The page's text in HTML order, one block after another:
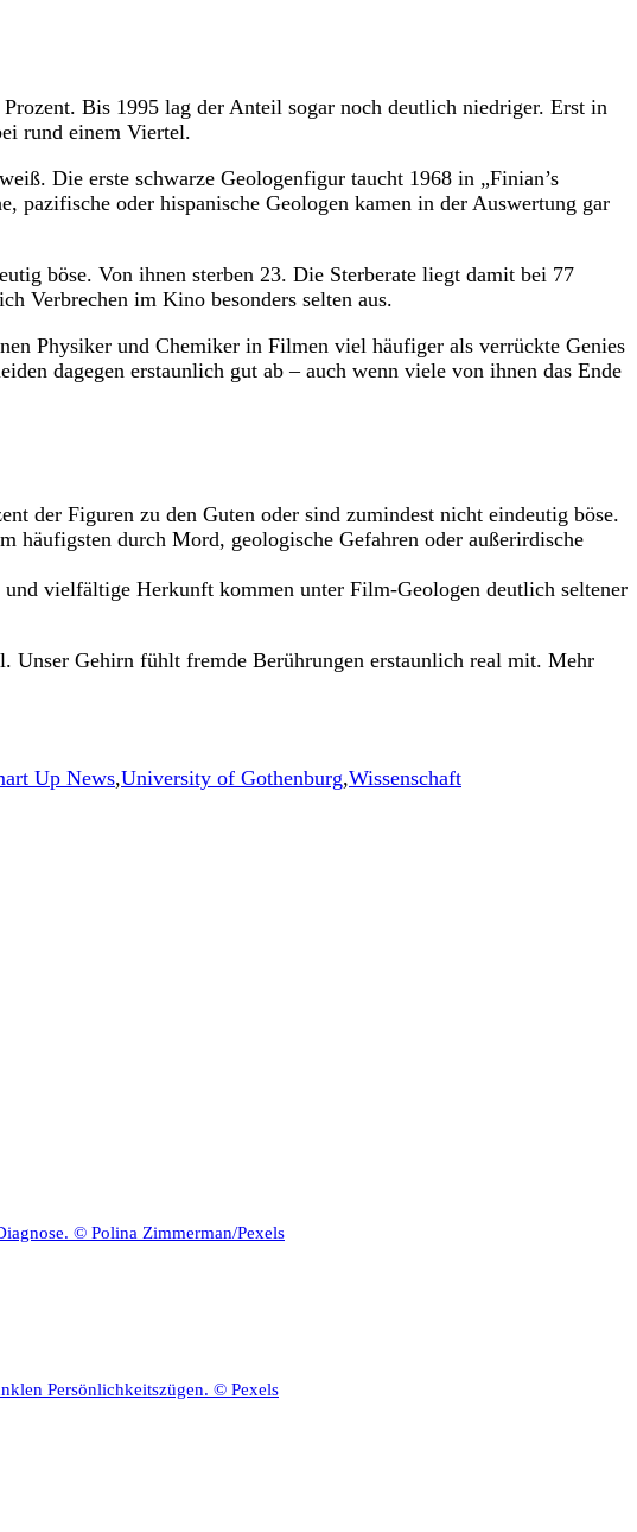
Bis 1995 lag der Anteil sogar noch deutlich niedriger. Erst in
rund einem Viertel.
Die erste schwarze Geologenfigur taucht 1968 in „Finian’s
pazifische oder hispanische Geologen kamen in der Auswertung gar
böse. Von ihnen sterben 23. Die Sterberate liegt damit bei 77
Verbrechen im Kino besonders selten aus.
Physiker und Chemiker in Filmen viel häufiger als verrückte Genies
dagegen erstaunlich gut ab – auch wenn viele von ihnen das Ende
der Figuren zu den Guten oder sind zumindest nicht eindeutig böse.
häufigsten durch Mord, geologische Gefahren oder außerirdische
vielfältige Herkunft kommen unter Film-Geologen deutlich seltener
Unser Gehirn fühlt fremde Berührungen erstaunlich real mit. Mehr
Up News,University of Gothenburg,Wissenschaft